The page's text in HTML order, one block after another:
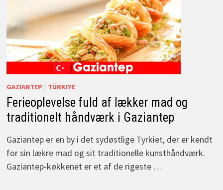
GAZIANTEP / TÜRKIYE
Ferieoplevelse fuld af lækker mad og
traditionelt håndværk i Gaziantep
Gaziantep er en by i det sydøstlige Tyrkiet, der er kendt
for sin lækre mad og sit traditionelle kunsthåndværk.
Gaziantep-køkkenet er et af de rigeste …